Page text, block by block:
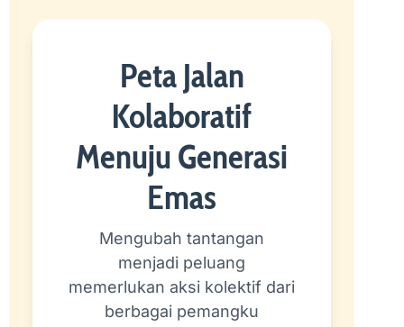
Peta Jalan
Kolaboratif
Menuju Generasi
Emas
Mengubah tantangan
menjadi peluang
memerlukan aksi kolektif dari
berbagai pemangku